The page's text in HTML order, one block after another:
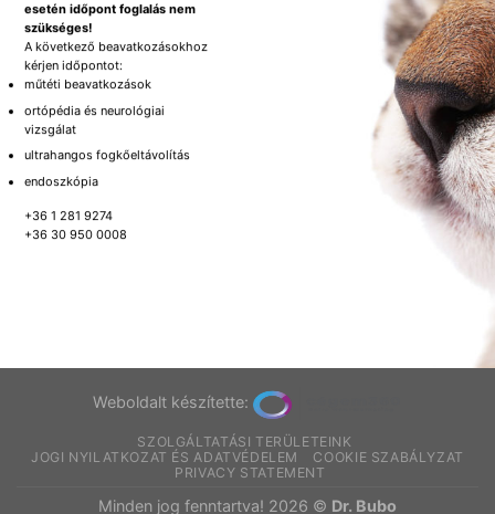
esetén időpont foglalás nem
szükséges!
A következő beavatkozásokhoz
kérjen időpontot:
műtéti beavatkozások
ortópédia és neurológiai
vizsgálat
ultrahangos fogkőeltávolítás
endoszkópia
+36 1 281 9274
+36 30 950 0008
Weboldalt készítette:
SZOLGÁLTATÁSI TERÜLETEINK
JOGI NYILATKOZAT ÉS ADATVÉDELEM
COOKIE SZABÁLYZAT
PRIVACY STATEMENT
Minden jog fenntartva! 2026 © Dr. Bubo